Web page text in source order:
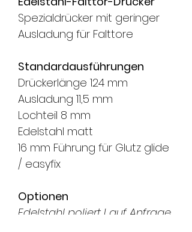
Spezialdrücker mit geringer
Ausladung für Falttore
Standardausführungen
Drückerlänge 124 mm
Ausladung 11,5 mm
Lochteil 8 mm
Edelstahl matt
16 mm Führung für Glutz glide
/ easyfix
Optionen
Edelstahl poliert I auf Anfrage